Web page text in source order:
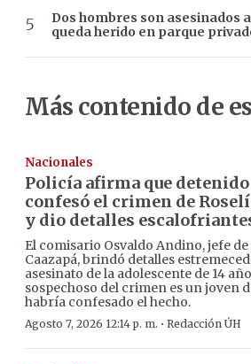
Dos hombres son asesinados
queda herido en parque
Más contenido de
Nacionales
Policía afirma que detenido
confesó el crimen de
y dio detalles
El comisario Osvaldo Andino, jefe
Caazapá, brindó detalles
asesinato de la adolescente de 14
sospechoso del crimen es un joven
habría confesado el hecho.
Agosto 7, 2026 12:14 p. m. · Redacción ÚH